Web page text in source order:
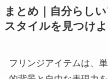
まとめ｜自分らし
スタイルを見つけよ
フリンジアイテムは、